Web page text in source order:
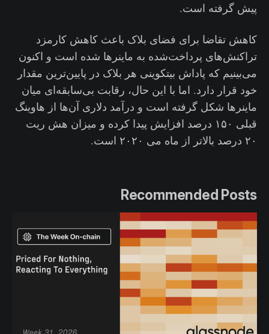
پیش گرفته است.
کاهش تقاضا برای فضای بلاک باعث کاهش کارمزد
تراکنش‌های پرداخت‌شده به ماینرها شده است و اکنون
می‌بینیم که پاداش بیتکوینی هر بلاک در پایین‌ترین مقدار
خود قرار دارد. اما با این حال، رقابت بی‌سابقه‌ای میان
ماینرها شکل گرفته است و درآمد دلاری آن‌ها از هاوینگ
قبلی ۱۵۰ درصد افزایش پیدا کرده و میزان هش ریت
۲۰ درصد بالاتر از ماه می ۲۰۲۰ است.
Recommended Posts